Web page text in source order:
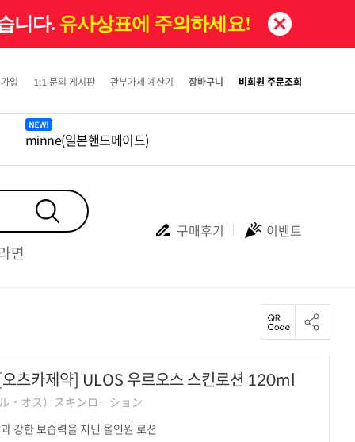
니다. 유사상표에 주의하세요!
minne(일본핸드메이드)
입 1:1 문의 게시판 관부가세 계산기 장바구니 비회원 주문조회
면
구매후기 이벤트
카제약] ULOS 우르오스 스킨로션 120ml
・オス）スキンローション
강한 보습력을 지닌 올인원 로션